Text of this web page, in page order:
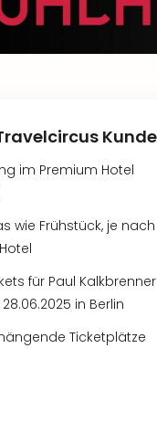
im Premium Hotel
wie Frühstück, je nach
für Paul Kalkbrenner
in Berlin
Ticketplätze